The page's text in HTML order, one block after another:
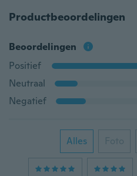
Productbeoordelingen
Beoordelingen
Positief
Neutraal
Negatief
Alles Foto